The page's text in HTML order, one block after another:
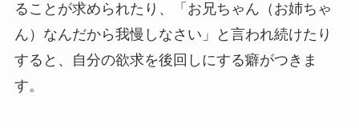
ることが求められたり、「お兄ちゃん（お姉ちゃ
ん）なんだから我慢しなさい」と言われ続けたり
すると、自分の欲求を後回しにする癖がつきま
す。